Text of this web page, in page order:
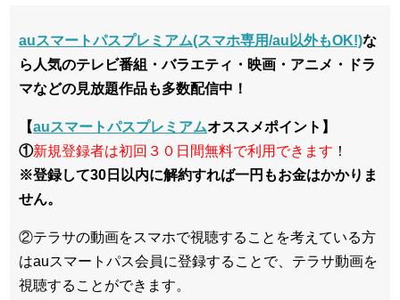
auスマートパスプレミアム(スマホ専用/au以外もOK!)な
ら人気のテレビ番組・バラエティ・映画・アニメ・ドラ
マなどの見放題作品も多数配信中！
【auスマートパスプレミアムオススメポイント】
①新規登録者は初回３０日間無料で利用できます ！
※登録して30日以内に解約すれば一円もお金はかかりま
せん。
②テラサの動画をスマホで視聴することを考えている方
はauスマートパス会員に登録することで、テラサ動画を
視聴することができます。